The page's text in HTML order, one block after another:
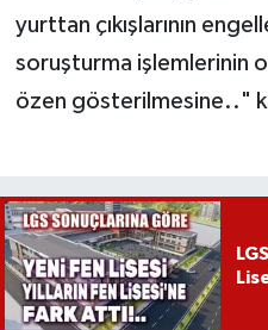
yurttan çıkışlarının
soruşturma işlemlerinin
özen gösterilmesine.."